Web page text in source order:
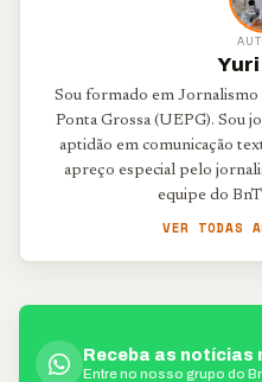
Sou formado em
Ponta Grossa (UEPG). Sou
aptidão em comunicação
apreço especial pelo
equipe do
VER TODAS
Receba as notícias
Entre no nosso grupo do